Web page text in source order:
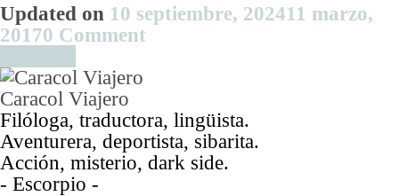
Updated on 10 septiembre, 202411 marzo,
20170 Comment
Pad
Thai
en
Caracol Viajero
Filóloga, traductora, lingüista.
Aventurera, deportista, sibarita.
Acción, misterio, dark side.
- Escorpio -